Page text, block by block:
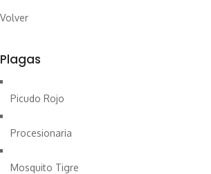
Volver
Plagas
Picudo Rojo
Procesionaria
Mosquito Tigre